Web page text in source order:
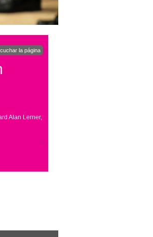
la página
Alan Lerner,